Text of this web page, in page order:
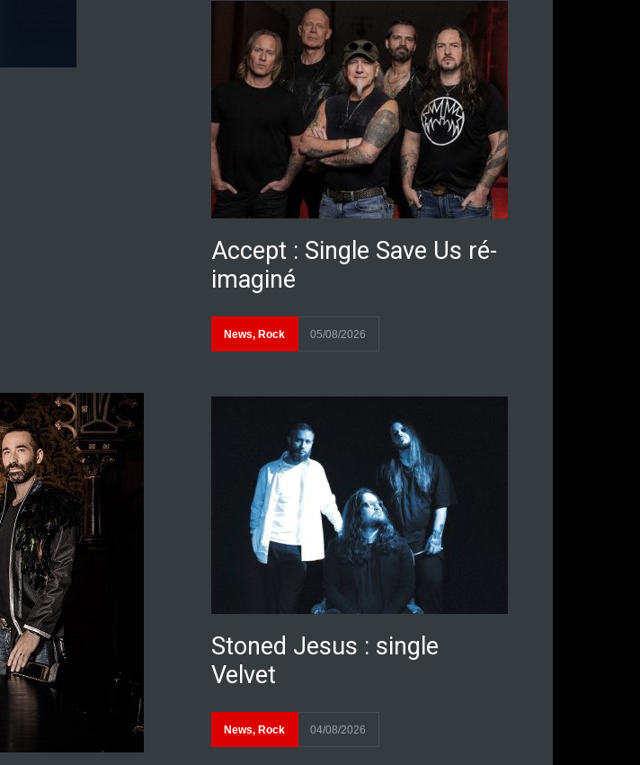
Accept : Single Save Us ré-
imaginé
News, Rock 05/08/2026
Stoned Jesus : single
Velvet
News, Rock 04/08/2026